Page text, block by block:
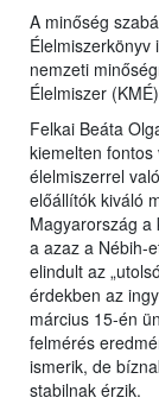
A minőség
nemzeti
Élelmiszer
Felkai Beáta
kiemelten
élelmiszerrel
előállítók kiváló
Magyarország a
a azaz a Nébih-
elindult az
érdekben az
március 15-én
felmérés
ismerik, de
stabilnak érzik.